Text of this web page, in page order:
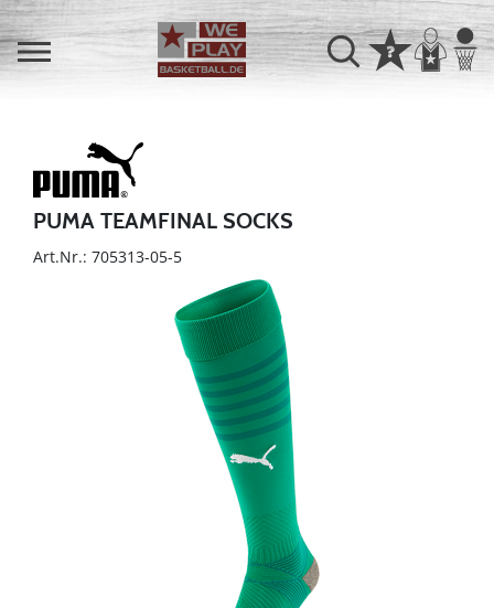
PUMA TEAMFINAL SOCKS
Art.Nr.: 705313-05-5